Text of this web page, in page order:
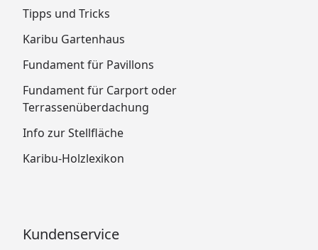
Tipps und Tricks
Karibu Gartenhaus
Fundament für Pavillons
Fundament für Carport oder
Terrassenüberdachung
Info zur Stellfläche
Karibu-Holzlexikon
Kundenservice